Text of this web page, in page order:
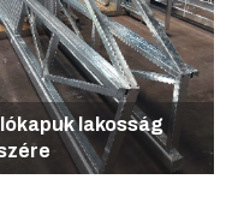
lakosság